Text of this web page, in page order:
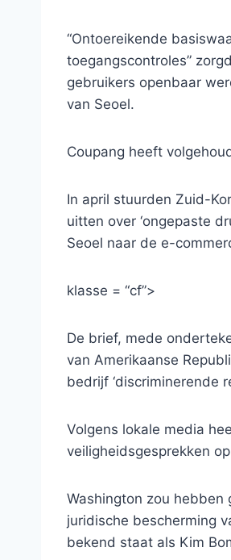
“Ontoereikende
toegangscontroles”
gebruikers openbaar
van Seoel.
Coupang heeft
In april stuurden Zuid-
uitten over ‘ongepaste
Seoel naar de e-
klasse = “cf”>
De brief, mede
van Amerikaanse
bedrijf ‘discriminerende
Volgens lokale media
veiligheidsgesprekken
Washington zou
juridische bescherming
bekend staat als Kim